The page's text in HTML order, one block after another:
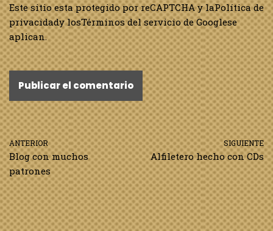
Este sitio esta protegido por reCAPTCHA y laPolítica de
privacidady losTérminos del servicio de Googlese
aplican.
ANTERIOR
Blog con muchos
patrones
SIGUIENTE
Alfiletero hecho con CDs